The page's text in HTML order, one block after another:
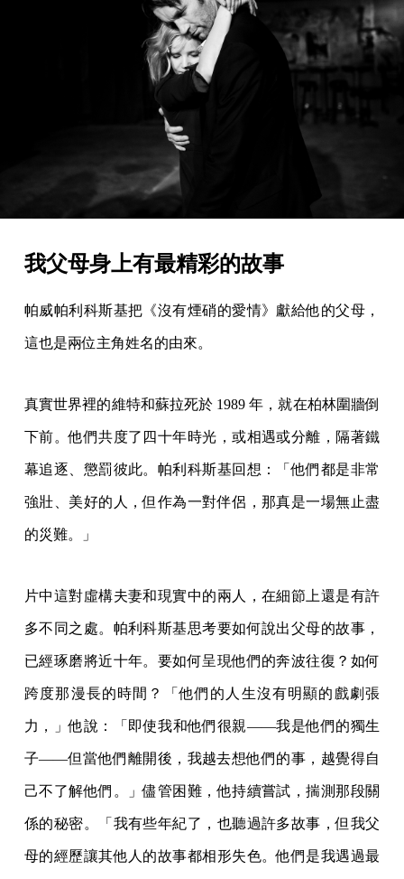
我父母身上有最精彩的故事
帕威帕利科斯基把《沒有煙硝的愛情》獻給他的父母，
這也是兩位主角姓名的由來。
真實世界裡的維特和蘇拉死於 1989 年，就在柏林圍牆倒
下前。他們共度了四十年時光，或相遇或分離，隔著鐵
幕追逐、懲罰彼此。帕利科斯基回想：「他們都是非常
強壯、美好的人，但作為一對伴侶，那真是一場無止盡
的災難。」
片中這對虛構夫妻和現實中的兩人，在細節上還是有許
多不同之處。帕利科斯基思考要如何說出父母的故事，
已經琢磨將近十年。要如何呈現他們的奔波往復？如何
跨度那漫長的時間？「他們的人生沒有明顯的戲劇張
力，」他說：「即使我和他們很親——我是他們的獨生
子——但當他們離開後，我越去想他們的事，越覺得自
己不了解他們。」儘管困難，他持續嘗試，揣測那段關
係的秘密。「我有些年紀了，也聽過許多故事，但我父
母的經歷讓其他人的故事都相形失色。他們是我遇過最